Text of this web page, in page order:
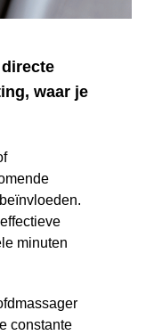
waar je
minuten
constante